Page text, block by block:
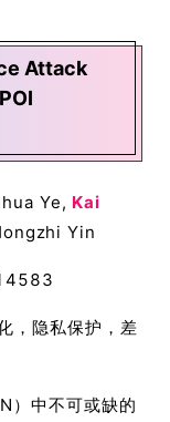
Attack
Ye, Kai
Yin
，隐私保护，差
）中不可或缺的